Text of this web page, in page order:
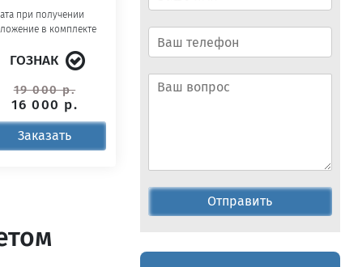
при получении
в комплекте
ГОЗНАК
19 000 р.
16 000 р.
Заказать
Отправить